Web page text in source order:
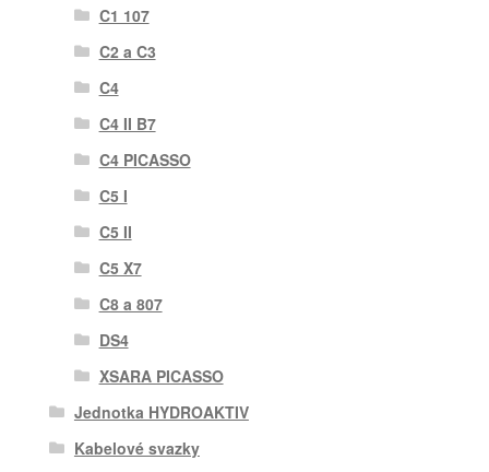
C1 107
C2 a C3
C4
C4 II B7
C4 PICASSO
C5 I
C5 II
C5 X7
C8 a 807
DS4
XSARA PICASSO
Jednotka HYDROAKTIV
Kabelové svazky